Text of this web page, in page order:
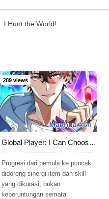
I Hunt the World!
289 views
ManhuaAksi
Global Player: I Can Choose My Own Dungeon Rewards
Progresi dari pemula ke puncak
didorong sinergi item dan skill
yang dikurasi, bukan
keberuntungan semata.